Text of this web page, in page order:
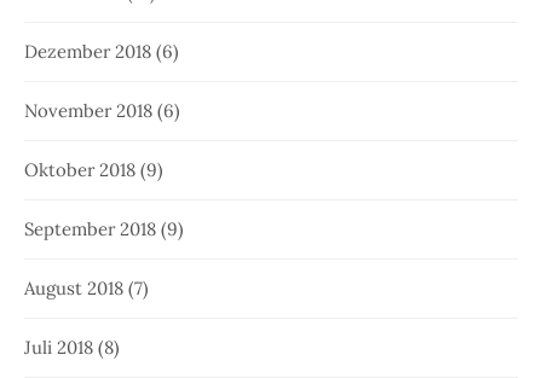
Dezember 2018 (6)
November 2018 (6)
Oktober 2018 (9)
September 2018 (9)
August 2018 (7)
Juli 2018 (8)